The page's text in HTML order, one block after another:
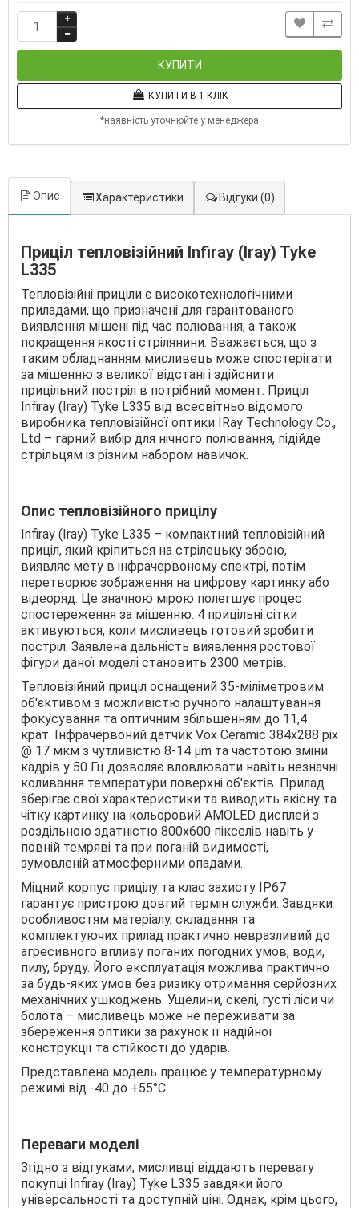
КУПИТИ
КУПИТИ В 1 КЛІК
*наявність уточнюйте у менеджера
Опис Характеристики Відгуки (0)
Приціл тепловізійний Infiray (Iray) Tyke
L335
Тепловізійні приціли є високотехнологічними
приладами, що призначені для гарантованого
виявлення мішені під час полювання, а також
покращення якості стрілянини. Вважається, що з
таким обладнанням мисливець може спостерігати
за мішенню з великої відстані і здійснити
прицільний постріл в потрібний момент. Приціл
Infiray (Iray) Tyke L335 від всесвітньо відомого
виробника тепловізійної оптики IRay Technology Co.,
Ltd – гарний вибір для нічного полювання, підійде
стрільцям із різним набором навичок.
Опис тепловізійного прицілу
Infiray (Iray) Tyke L335 – компактний тепловізійний
приціл, який кріпиться на стрілецьку зброю,
виявляє мету в інфрачервоному спектрі, потім
перетворює зображення на цифрову картинку або
відеоряд. Це значною мірою полегшує процес
спостереження за мішенню. 4 прицільні сітки
активуються, коли мисливець готовий зробити
постріл. Заявлена дальність виявлення ростової
фігури даної моделі становить 2300 метрів.
Тепловізійний приціл оснащений 35-міліметровим
об'єктивом з можливістю ручного налаштування
фокусування та оптичним збільшенням до 11,4
крат. Інфрачервоний датчик Vox Ceramic 384х288 pix
@ 17 мкм з чутливістю 8-14 μm та частотою зміни
кадрів у 50 Гц дозволяє вловлювати навіть незначні
коливання температури поверхні об'єктів. Прилад
зберігає свої характеристики та виводить якісну та
чітку картинку на кольоровий AMOLED дисплей з
роздільною здатністю 800x600 пікселів навіть у
повній темряві та при поганій видимості,
зумовленій атмосферними опадами.
Міцний корпус прицілу та клас захисту IP67
гарантує пристрою довгий термін служби. Завдяки
особливостям матеріалу, складання та
комплектуючих прилад практично невразливий до
агресивного впливу поганих погодних умов, води,
пилу, бруду. Його експлуатація можлива практично
за будь-яких умов без ризику отримання серйозних
механічних ушкоджень. Ущелини, скелі, густі ліси чи
болота – мисливець може не переживати за
збереження оптики за рахунок її надійної
конструкції та стійкості до ударів.
Представлена модель працює у температурному
режимі від -40 до +55°C.
Переваги моделі
Згідно з відгуками, мисливці віддають перевагу
покупці Infiray (Iray) Tyke L335 завдяки його
універсальності та доступній ціні. Однак, крім цього,